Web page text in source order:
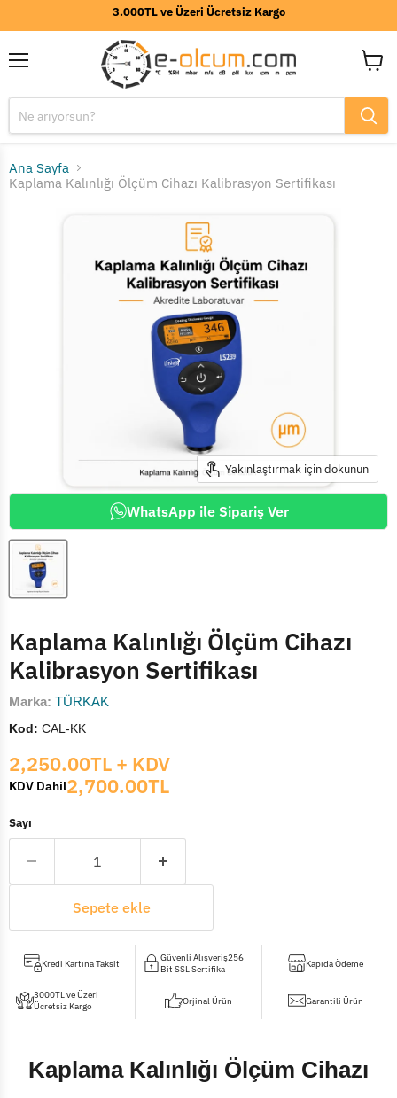
3.000TL ve Üzeri Ücretsiz Kargo
Ana Sayfa
Kaplama Kalınlığı Ölçüm Cihazı Kalibrasyon Sertifikası
Yakınlaştırmak için dokunun
WhatsApp ile Sipariş Ver
Kaplama Kalınlığı Ölçüm Cihazı
Kalibrasyon Sertifikası
Marka: TÜRKAK
Kod: CAL-KK
Mevcut fiyat
2,250.00TL + KDV
KDV Dahil2,700.00TL
Sayı
Sepete ekle
Kredi Kartına Taksit
Güvenli Alışveriş256
Bit SSL Sertifika
Kapıda Ödeme
3000TL ve Üzeri
Ücretsiz Kargo
Orjinal Ürün Garantili Ürün
Kaplama Kalınlığı Ölçüm Cihazı